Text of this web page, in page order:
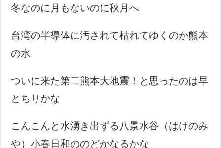
冬なのに月もないのに秋月へ
台湾の半導体に汚されて枯れてゆくのか熊本
の水
ついに来た第二熊本大地震！と思ったのは早
とちりかな
こんこんと水湧き出ずる八景水谷（はけのみ
や）小春日和ののどかなるかな